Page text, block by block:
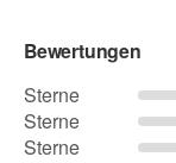
06 - orange
Vorname
Bewertungen
Sterne
Sterne
Sterne